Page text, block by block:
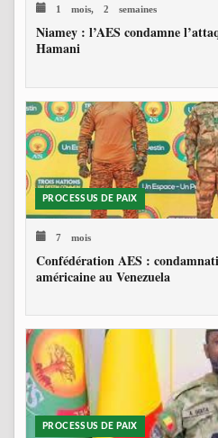
1 mois, 2 semaines
Niamey : l’AES condamne
Hamani
PROCESSUS DE PAIX
7 mois
Confédération AES :
américaine au Venezuela
PROCESSUS DE PAIX